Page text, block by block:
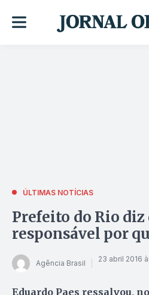
ÚLTIMAS NOTÍCIAS
Prefeito do Rio
responsável por
Agência Brasil 23 abril 2016
Eduardo Paes ressalvou,